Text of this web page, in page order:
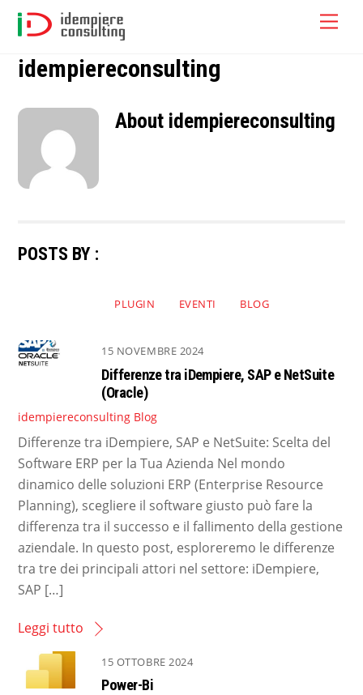
Skip
idempiereconsulting
About idempiereconsulting
POSTS BY :
PLUGIN EVENTI BLOG
15 NOVEMBRE 2024
Differenze tra iDempiere, SAP e NetSuite
(Oracle)
idempiereconsulting Blog
Differenze tra iDempiere, SAP e NetSuite: Scelta del
Software ERP per la Tua Azienda Nel mondo
dinamico delle soluzioni ERP (Enterprise Resource
Planning), scegliere il software giusto può fare la
differenza tra il successo e il fallimento della gestione
aziendale. In questo post, esploreremo le differenze
tra tre dei principali attori nel settore: iDempiere,
SAP […]
Leggi tutto
15 OTTOBRE 2024
Power-Bi